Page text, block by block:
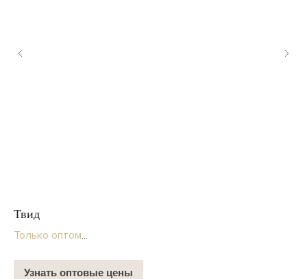
Твид
Только оптом
Узнать оптовые цены